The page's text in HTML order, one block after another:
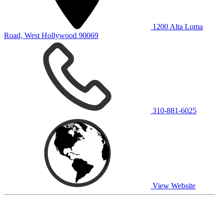
1200 Alta Loma
Road, West Hollywood 90069
310-881-6025
View Website